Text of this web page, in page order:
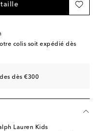
taille
colis soit expédié dès
dès €300
Lauren Kids